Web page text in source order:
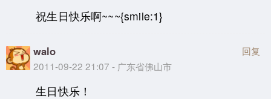
祝生日快乐啊~~~{smile:1}
walo
2011-09-22 21:07 - 广东省佛山市
回复
生日快乐！